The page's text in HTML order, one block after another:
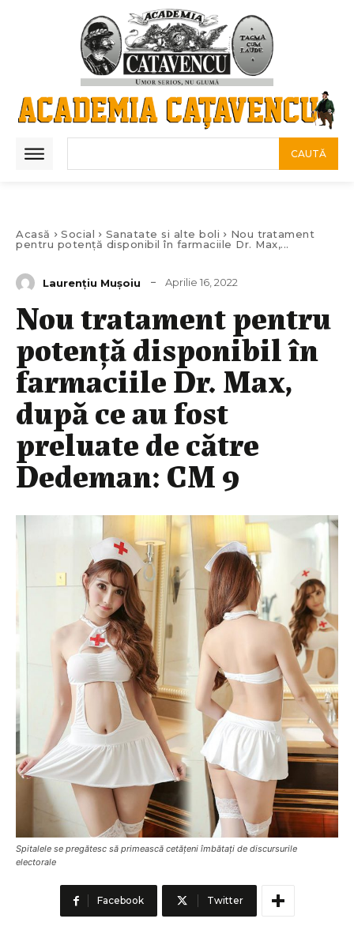
CAUTĂ
Acasă Social Sanatate si alte boli
Nou tratament
pentru potență disponibil în farmaciile Dr. Max,...
Laurenţiu Muşoiu Aprilie 16, 2022
Nou tratament pentru
potență disponibil în
farmaciile Dr. Max,
după ce au fost
preluate de către
Dedeman: CM 9
Spitalele se pregătesc să primească cetățeni îmbătați de discursurile
electorale
Facebook Twitter